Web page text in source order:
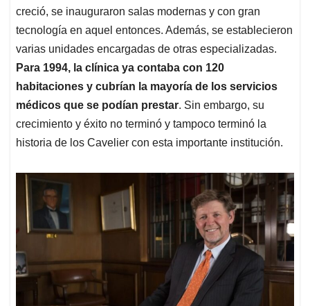
creció, se inauguraron salas modernas y con gran
tecnología en aquel entonces. Además, se establecieron
varias unidades encargadas de otras especializadas.
Para 1994, la clínica ya contaba con 120
habitaciones y cubrían la mayoría de los servicios
médicos que se podían prestar. Sin embargo, su
crecimiento y éxito no terminó y tampoco terminó la
historia de los Cavelier con esta importante institución.